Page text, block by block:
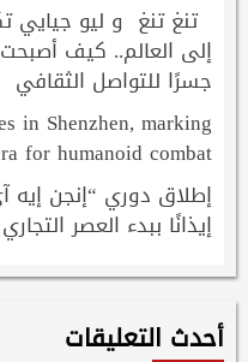
تنغ تنغ و ليو
إلى العالم.. كيف أصبحت
جسرًا للتواصل الثقافي
in Shenzhen, marking
for humanoid combat
إطلاق دوري “إنجن
إيذانًا ببدء العصر
أحدث التعليقات